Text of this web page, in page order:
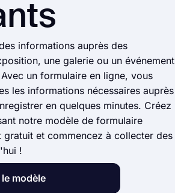
informations auprès des
une galerie ou un événement
un formulaire en ligne, vous
les informations nécessaires auprès
en quelques minutes. Créez
notre modèle de formulaire
et commencez à collecter des
!
modèle